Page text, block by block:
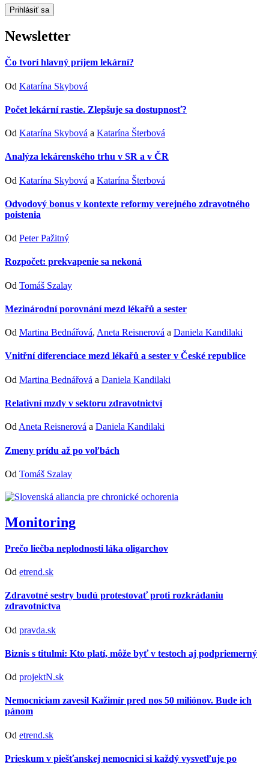
Newsletter
Čo tvorí hlavný príjem lekární?
Od Katarína Skybová
Počet lekární rastie. Zlepšuje sa dostupnosť?
Od Katarína Skybová a Katarína Šterbová
Analýza lekárenského trhu v SR a v ČR
Od Katarína Skybová a Katarína Šterbová
Odvodový bonus v kontexte reformy verejného zdravotného
poistenia
Od Peter Pažitný
Rozpočet: prekvapenie sa nekoná
Od Tomáš Szalay
Mezinárodní porovnání mezd lékařů a sester
Od Martina Bednářová, Aneta Reisnerová a Daniela Kandilaki
Vnitřní diferenciace mezd lékařů a sester v České republice
Od Martina Bednářová a Daniela Kandilaki
Relativní mzdy v sektoru zdravotnictví
Od Aneta Reisnerová a Daniela Kandilaki
Zmeny prídu až po voľbách
Od Tomáš Szalay
Monitoring
Prečo liečba neplodnosti láka oligarchov
Od etrend.sk
Zdravotné sestry budú protestovať proti rozkrádaniu
zdravotníctva
Od pravda.sk
Biznis s titulmi: Kto platí, môže byť v testoch aj podpriemerný
Od projektN.sk
Nemocniciam zavesil Kažimír pred nos 50 miliónov. Bude ich
pánom
Od etrend.sk
Prieskum v piešťanskej nemocnici si každý vysvetľuje po